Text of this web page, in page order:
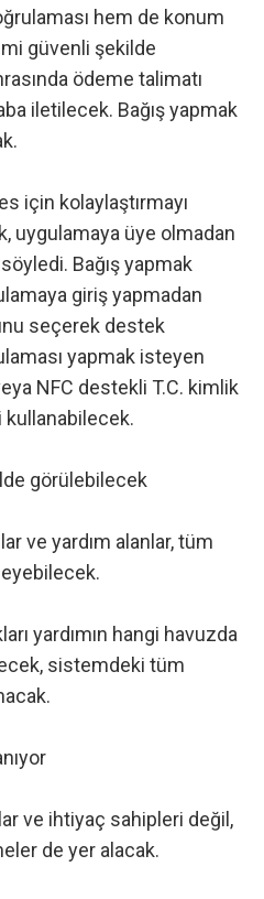
hem de konum
güvenli şekilde
ödeme talimatı
iletilecek. Bağış yapmak
için kolaylaştırmayı
uygulamaya üye olmadan
Bağış yapmak
giriş yapmadan
seçerek destek
yapmak isteyen
NFC destekli T.C. kimlik
görülebilecek
ve yardım alanlar, tüm
yardımın hangi havuzda
sistemdeki tüm
ve ihtiyaç sahipleri değil,
de yer alacak.